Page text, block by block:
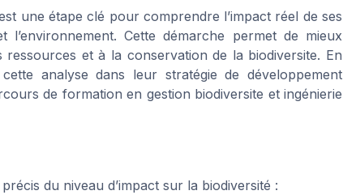
une étape clé pour comprendre l’impact réel de ses
Cette démarche permet de mieux
et à la conservation de la biodiversite. En
analyse dans leur stratégie de développement
de formation en gestion biodiversite et ingénierie
du niveau d’impact sur la biodiversité :